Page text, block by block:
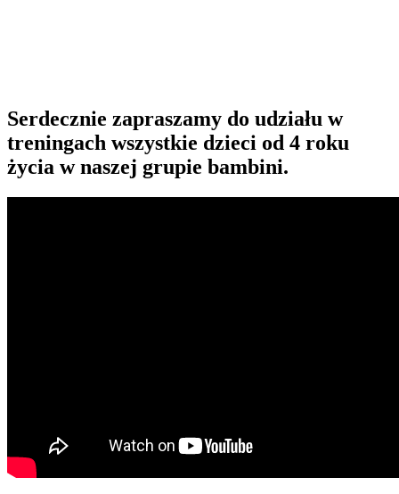
Serdecznie zapraszamy do udziału w
treningach wszystkie dzieci od 4 roku
życia w naszej grupie bambini.